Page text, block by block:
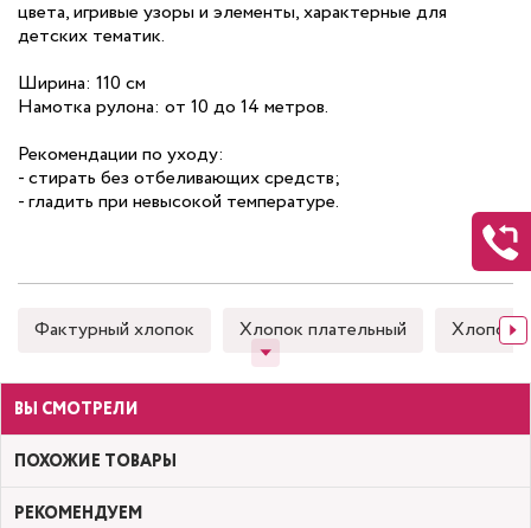
цвета, игривые узоры и элементы, характерные для
детских тематик.
Ширина: 110 см
Намотка рулона: от 10 до 14 метров.
Рекомендации по уходу:
- стирать без отбеливающих средств;
- гладить при невысокой температуре.
Фактурный хлопок Хлопок плательный Хлопок
ВЫ СМОТРЕЛИ
ПОХОЖИЕ ТОВАРЫ
РЕКОМЕНДУЕМ